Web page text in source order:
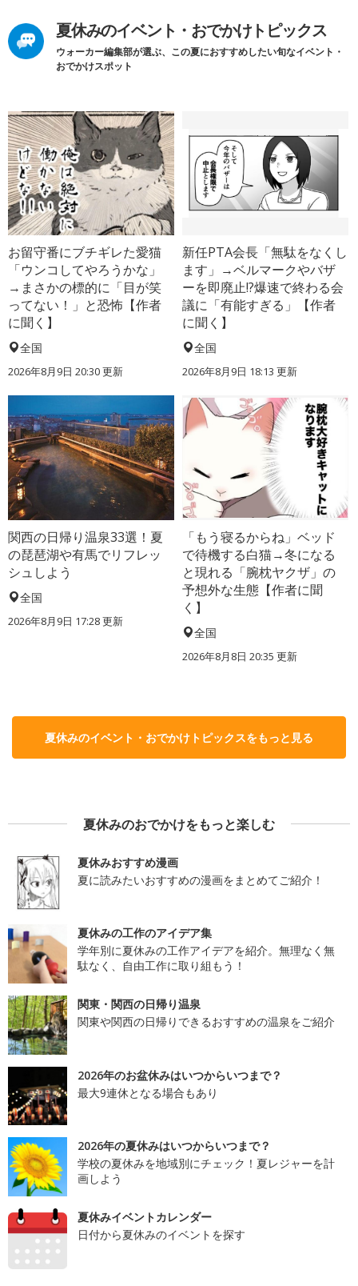
夏休みのイベント・おでかけトピックス
ウォーカー編集部が選ぶ、この夏におすすめしたい旬なイベント・
おでかけスポット
お留守番にブチギレた愛猫
「ウンコしてやろうかな」
→まさかの標的に「目が笑
ってない！」と恐怖【作者
に聞く】
全国
2026年8月9日 20:30更新
新任PTA会長「無駄をなくし
ます」→ベルマークやバザ
ーを即廃止!?爆速で終わる会
議に「有能すぎる」【作者
に聞く】
全国
2026年8月9日 18:13 更新
関西の日帰り温泉33選！夏
の琵琶湖や有馬でリフレッ
シュしよう
全国
2026年8月9日 17:28更新
「もう寝るからね」ベッド
で待機する白猫→冬になる
と現れる「腕枕ヤクザ」の
予想外な生態【作者に聞
く】
全国
2026年8月8日 20:35 更新
夏休みのイベント・おでかけトピックスをもっと見る
夏休みのおでかけをもっと楽しむ
夏休みおすすめ漫画
夏に読みたいおすすめの漫画をまとめてご紹介！
夏休みの工作のアイデア集
学年別に夏休みの工作アイデアを紹介。無理なく無
駄なく、自由工作に取り組もう！
関東・関西の日帰り温泉
関東や関西の日帰りできるおすすめの温泉をご紹介
2026年のお盆休みはいつからいつまで？
最大9連休となる場合もあり
2026年の夏休みはいつからいつまで？
学校の夏休みを地域別にチェック！夏レジャーを計
画しよう
夏休みイベントカレンダー
日付から夏休みのイベントを探す